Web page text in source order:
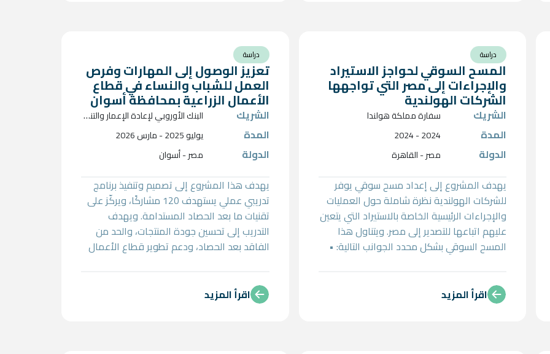
والمجتمعية، واستكشاف سُبل تعزيز مشاركة
المرأة بفاعلية ضمن سلاسل قيمة القطن وفول
الصويا.
دراسة
المسح السوقي لحواجز الاستيراد
والإجراءات إلى مصر التي تواجهها
الشركات الهولندية
الشريك سفارة مملكة هولندا
المدة 2024 - 2024
الدولة مصر - القاهرة
يهدف المشروع إلى إعداد مسح سوقي يوفر
للشركات الهولندية نظرة شاملة حول العمليات
والإجراءات الرئيسية الخاصة بالاستيراد التي يتعين
عليهم اتباعها للتصدير إلى مصر. ويتناول هذا
المسح السوقي بشكل محدد الجوانب التالية: •
واستخدام نظام التسجيل المسبق للشحنات
اقرأ المزيد
دراسة
تعزيز الوصول إلى المهارات وفرص
العمل للشباب والنساء في قطاع
الأعمال الزراعية بمحافظة أسوان
الشريك ا
لبنك الأوروبي لإعادة الإعمار والتنمية (EBRD) – AETS
المدة
يوليو 2025 - مارس 2026
الدولة مصر - أسوان
يهدف هذا المشروع إلى تصميم وتنفيذ برنامج
تدريبي عملي يستهدف 120 مشاركًا، ويركّز على
تقنيات ما بعد الحصاد المستدامة. ويهدف
التدريب إلى تحسين جودة المنتجات، والحد من
الفاقد بعد الحصاد، ودعم تطوير قطاع الأعمال
الديناميكيات المحلية، تم تكليف شركة إنرووت
اقرأ المزيد